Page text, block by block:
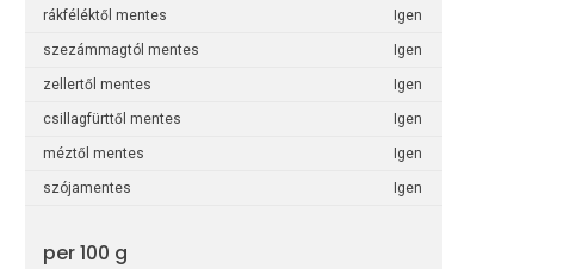
rákféléktől mentes Igen
szezámmagtól mentes Igen
zellertől mentes Igen
csillagfürttől mentes Igen
méztől mentes Igen
szójamentes Igen
per 100 g